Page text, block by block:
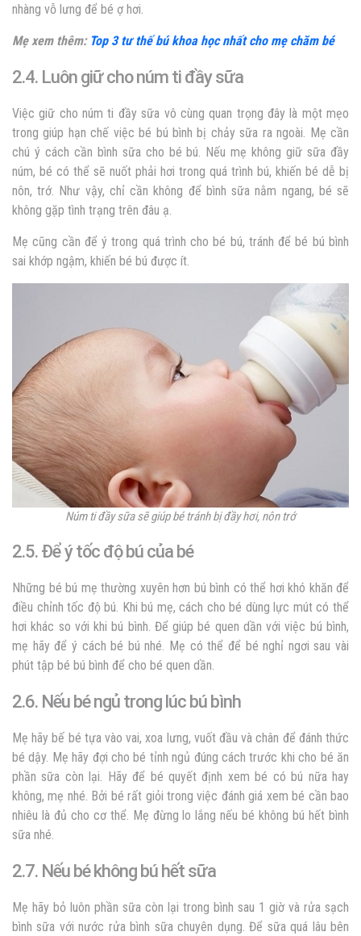
nhàng vỗ lưng để bé ợ hơi.
Mẹ xem thêm: Top 3 tư thế bú khoa học nhất cho mẹ chăm bé
2.4. Luôn giữ cho núm ti đầy sữa
Việc giữ cho núm ti đầy sữa vô cùng quan trọng đây là một mẹo
trong giúp hạn chế việc bé bú bình bị chảy sữa ra ngoài. Mẹ cần
chú ý cách cần bình sữa cho bé bú. Nếu mẹ không giữ sữa đầy
núm, bé có thể sẽ nuốt phải hơi trong quá trình bú, khiến bé dễ bị
nôn, trớ. Như vậy, chỉ cần không để bình sữa nằm ngang, bé sẽ
không gặp tình trạng trên đâu ạ.
Mẹ cũng cần để ý trong quá trình cho bé bú, tránh để bé bú bình
sai khớp ngậm, khiến bé bú được ít.
Núm ti đầy sữa sẽ giúp bé tránh bị đầy hơi, nôn trớ
2.5. Để ý tốc độ bú của bé
Những bé bú mẹ thường xuyên hơn bú bình có thể hơi khó khăn để
điều chỉnh tốc độ bú. Khi bú mẹ, cách cho bé dùng lực mút có thể
hơi khác so với khi bú bình. Để giúp bé quen dần với việc bú bình,
mẹ hãy để ý cách bé bú nhé. Mẹ có thể để bé nghỉ ngơi sau vài
phút tập bé bú bình để cho bé quen dần.
2.6. Nếu bé ngủ trong lúc bú bình
Mẹ hãy bế bé tựa vào vai, xoa lưng, vuốt đầu và chân để đánh thức
bé dậy. Mẹ hãy đợi cho bé tỉnh ngủ đúng cách trước khi cho bé ăn
phần sữa còn lại. Hãy để bé quyết định xem bé có bú nữa hay
không, mẹ nhé. Bởi bé rất giỏi trong việc đánh giá xem bé cần bao
nhiêu là đủ cho cơ thể. Mẹ đừng lo lắng nếu bé không bú hết bình
sữa nhé.
2.7. Nếu bé không bú hết sữa
Mẹ hãy bỏ luôn phần sữa còn lại trong bình sau 1 giờ và rửa sạch
bình sữa vớinước rửa bình sữachuyên dụng. Để sữa quá lâu bên